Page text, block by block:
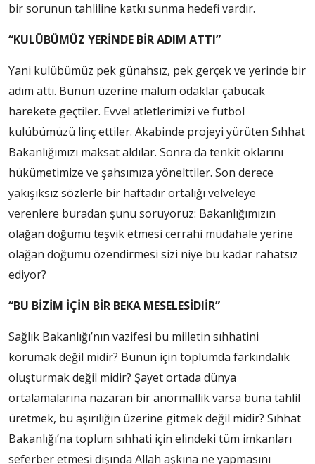
bir sorunun tahliline katkı sunma hedefi vardır.
“KULÜBÜMÜZ YERİNDE BİR ADIM ATTI”
Yani kulübümüz pek günahsız, pek gerçek ve yerinde bir
adım attı. Bunun üzerine malum odaklar çabucak
harekete geçtiler. Evvel atletlerimizi ve futbol
kulübümüzü linç ettiler. Akabinde projeyi yürüten Sıhhat
Bakanlığımızı maksat aldılar. Sonra da tenkit oklarını
hükümetimize ve şahsımıza yönelttiler. Son derece
yakışıksız sözlerle bir haftadır ortalığı velveleye
verenlere buradan şunu soruyoruz: Bakanlığımızın
olağan doğumu teşvik etmesi cerrahi müdahale yerine
olağan doğumu özendirmesi sizi niye bu kadar rahatsız
ediyor?
“BU BİZİM İÇİN BİR BEKA MESELESİDIİR”
Sağlık Bakanlığı’nın vazifesi bu milletin sıhhatini
korumak değil midir? Bunun için toplumda farkındalık
oluşturmak değil midir? Şayet ortada dünya
ortalamalarına nazaran bir anormallik varsa buna tahlil
üretmek, bu aşırılığın üzerine gitmek değil midir? Sıhhat
Bakanlığı’na toplum sıhhati için elindeki tüm imkanları
seferber etmesi dışında Allah aşkına ne yapmasını